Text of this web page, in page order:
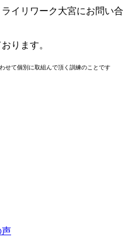
イリワーク大宮にお問い合
ります。
せて個別に取組んで頂く訓練のことです
声